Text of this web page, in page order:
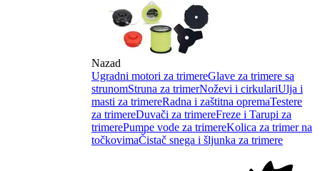
Nazad
Ugradni motori za trimereGlave za trimere sa
strunomStruna za trimerNoževi i cirkulariUlja i
masti za trimereRadna i zaštitna opremaTestere
za trimereDuvači za trimereFreze i Tarupi za
trimerePumpe vode za trimereKolica za trimer na
točkovimaČistač snega i šljunka za trimere